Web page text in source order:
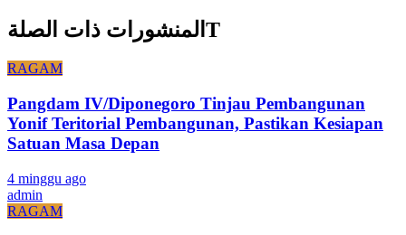
المنشورات ذات الصلةT
RAGAM
Pangdam IV/Diponegoro Tinjau Pembangunan
Yonif Teritorial Pembangunan, Pastikan Kesiapan
Satuan Masa Depan
4 minggu ago
admin
RAGAM